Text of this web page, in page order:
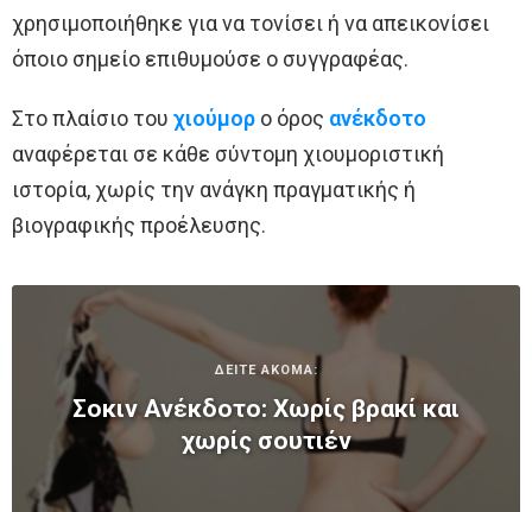
χρησιμοποιήθηκε για να τονίσει ή να απεικονίσει
όποιο σημείο επιθυμούσε ο συγγραφέας.
Στο πλαίσιο του χιούμορ ο όρος ανέκδοτο
αναφέρεται σε κάθε σύντομη χιουμοριστική
ιστορία, χωρίς την ανάγκη πραγματικής ή
βιογραφικής προέλευσης.
ΔΕΙΤΕ ΑΚΟΜΑ:
Σoκιv Ανέκδοτο: Χωρίς βρακί και
χωρίς σουτιέν